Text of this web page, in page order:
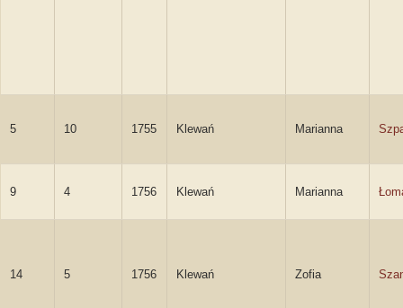
5 10 1755 Klewań Marianna
9 4 1756 Klewań Marianna
14 5 1756 Klewań Zofia